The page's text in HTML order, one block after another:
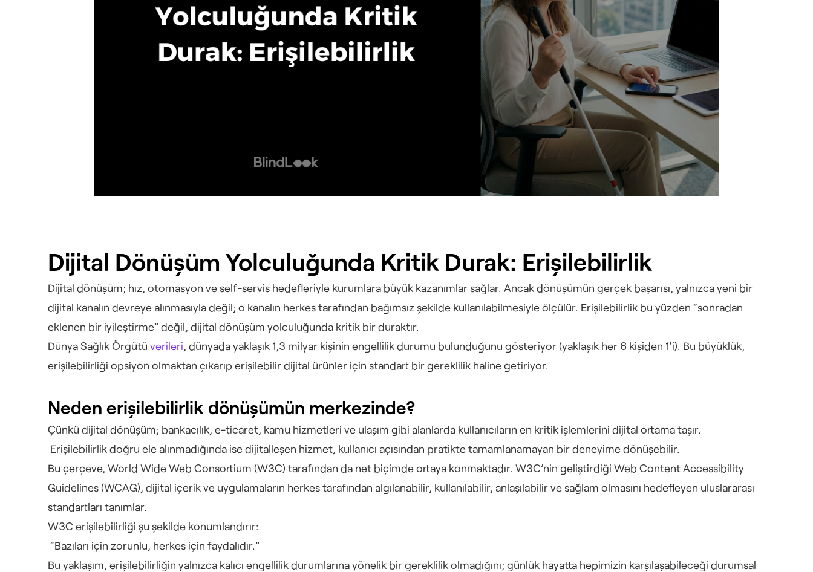
Dijital Dönüşüm Yolculuğunda Kritik Durak: Erişilebilirlik
Dijital dönüşüm; hız, otomasyon ve self-servis hedefleriyle kurumlara büyük kazanımlar sağlar. Ancak dönüşümün gerçek başarısı, yalnızca yeni bir
dijital kanalın devreye alınmasıyla değil; o kanalın herkes tarafından bağımsız şekilde kullanılabilmesiyle ölçülür. Erişilebilirlik bu yüzden “sonradan
eklenen bir iyileştirme” değil, dijital dönüşüm yolculuğunda kritik bir duraktır.
Dünya Sağlık Örgütü verileri, dünyada yaklaşık 1,3 milyar kişinin engellilik durumu bulunduğunu gösteriyor (yaklaşık her 6 kişiden 1’i). Bu büyüklük,
erişilebilirliği opsiyon olmaktan çıkarıp erişilebilir dijital ürünler için standart bir gereklilik haline getiriyor.
Neden erişilebilirlik dönüşümün merkezinde?
Çünkü dijital dönüşüm; bankacılık, e-ticaret, kamu hizmetleri ve ulaşım gibi alanlarda kullanıcıların en kritik işlemlerini dijital ortama taşır.
Erişilebilirlik doğru ele alınmadığında ise dijitalleşen hizmet, kullanıcı açısından pratikte tamamlanamayan bir deneyime dönüşebilir.
Bu çerçeve, World Wide Web Consortium (W3C) tarafından da net biçimde ortaya konmaktadır. W3C’nin geliştirdiği Web Content Accessibility
Guidelines (WCAG), dijital içerik ve uygulamaların herkes tarafından algılanabilir, kullanılabilir, anlaşılabilir ve sağlam olmasını hedefleyen uluslararası
standartları tanımlar.
W3C erişilebilirliği şu şekilde konumlandırır:
“Bazıları için zorunlu, herkes için faydalıdır.”
Bu yaklaşım, erişilebilirliğin yalnızca kalıcı engellilik durumlarına yönelik bir gereklilik olmadığını; günlük hayatta hepimizin karşılaşabileceği durumsal